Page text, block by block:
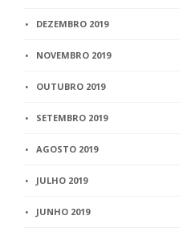
DEZEMBRO 2019
NOVEMBRO 2019
OUTUBRO 2019
SETEMBRO 2019
AGOSTO 2019
JULHO 2019
JUNHO 2019